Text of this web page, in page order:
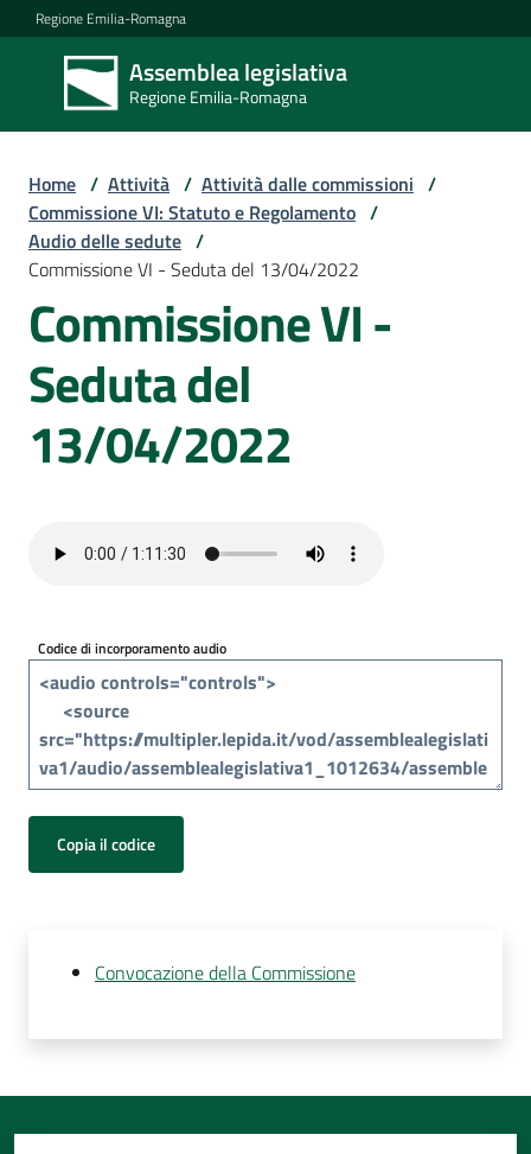
Vai al contenuto
Vai alla navigazione
Vai al footer
Regione Emilia-Romagna
Assemblea legislativa
Regione Emilia-Romagna
Assemblea
legislativa
Regione Emilia-
Assemblea
Attività
Argomenti
Per
cittadini
Home / Attività / Attività dalle commissioni /
Commissione VI: Statuto e Regolamento /
Audio delle sedute /
Commissione VI - Seduta del 13/04/2022
Commissione VI -
Seduta del
13/04/2022
Codice di incorporamento audio
Copia il codice
Convocazione della Commissione